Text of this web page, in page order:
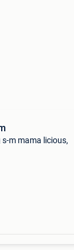
m mama licious,